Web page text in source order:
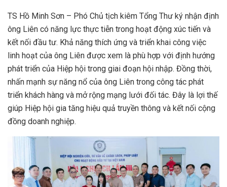
TS Hồ Minh Sơn – Phó Chủ tịch kiêm Tổng Thư ký nhận định
ông Liên có năng lực thực tiễn trong hoạt động xúc tiến và
kết nối đầu tư. Khả năng thích ứng và triển khai công việc
linh hoạt của ông Liên được xem là phù hợp với định hướng
phát triển của Hiệp hội trong giai đoạn hội nhập. Đồng thời,
nhấn mạnh sự năng nổ của ông Liên trong công tác phát
triển khách hàng và mở rộng mạng lưới đối tác. Đây là lợi thế
giúp Hiệp hội gia tăng hiệu quả truyền thông và kết nối cộng
đồng doanh nghiệp.